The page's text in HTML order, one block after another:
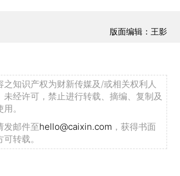
版面编辑：王影
之知识产权为财新传媒及/或相关权利人
未经许可，禁止进行转载、摘编、复制及
。
发邮件至hello@caixin.com ，获得书面
转载。